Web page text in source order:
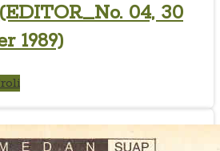
04, 30
1989)